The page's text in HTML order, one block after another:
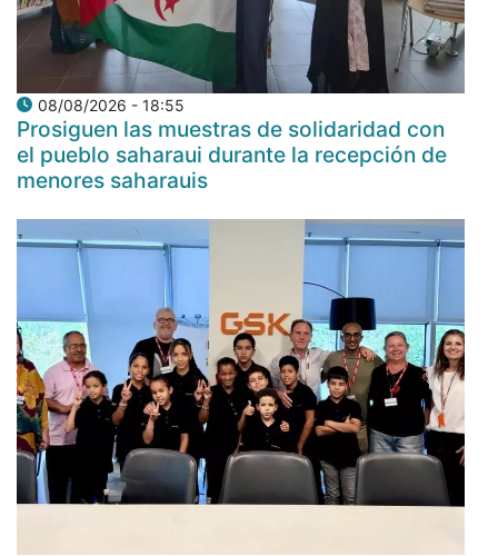
08/08/2026 - 18:55
Prosiguen las muestras de solidaridad con
el pueblo saharaui durante la recepción de
menores saharauis